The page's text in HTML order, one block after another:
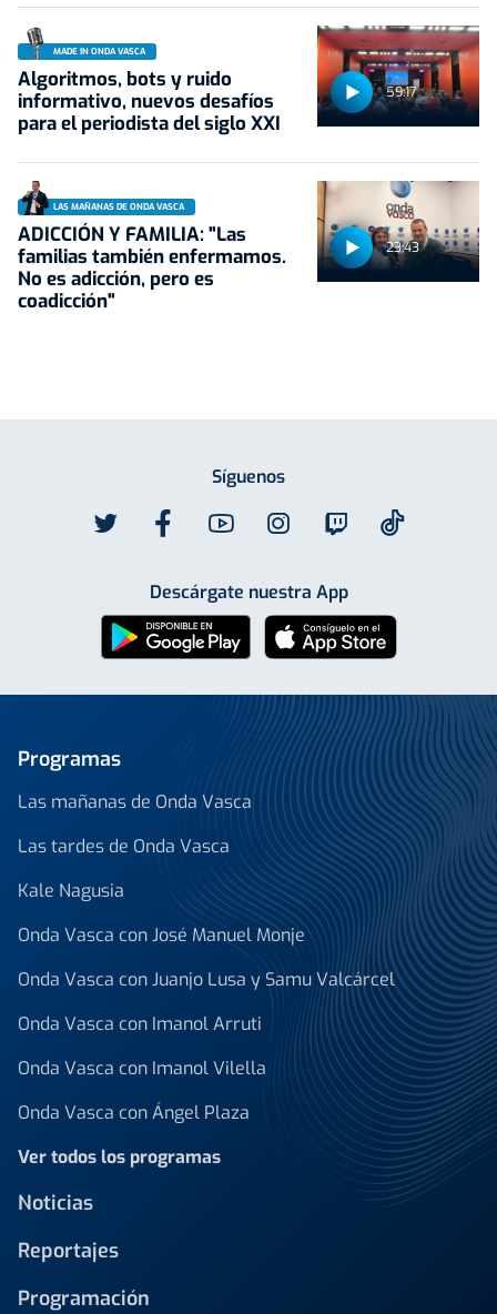
59:17
MADE IN ONDA VASCA
Algoritmos, bots y ruido
informativo, nuevos desafíos
para el periodista del siglo XXI
23:43
LAS MAÑANAS DE ONDA VASCA
ADICCIÓN Y FAMILIA: "Las
familias también enfermamos.
No es adicción, pero es
coadicción"
Síguenos
Descárgate nuestra App
Programas
Las mañanas de Onda Vasca
Las tardes de Onda Vasca
Kale Nagusia
Onda Vasca con José Manuel Monje
Onda Vasca con Juanjo Lusa y Samu Valcárcel
Onda Vasca con Imanol Arruti
Onda Vasca con Imanol Vilella
Onda Vasca con Ángel Plaza
Ver todos los programas
Noticias
Reportajes
Programación